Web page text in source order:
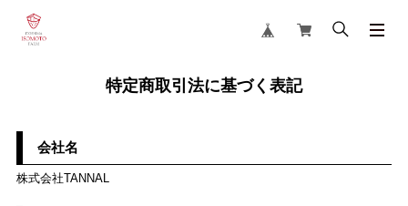
特定商取引法に基づく表記
会社名
株式会社TANNAL